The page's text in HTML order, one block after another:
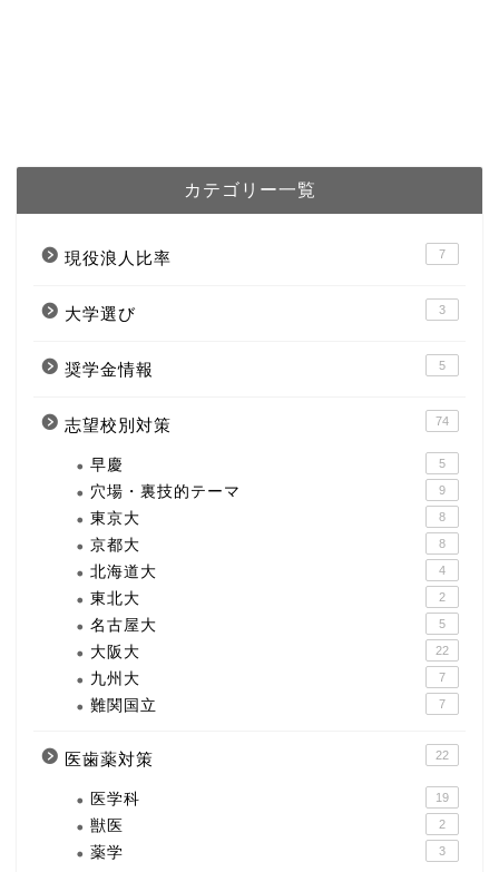
カテゴリー一覧
現役浪人比率 7
大学選び 3
奨学金情報 5
志望校別対策 74
早慶 5
穴場・裏技的テーマ 9
東京大 8
京都大 8
北海道大 4
東北大 2
名古屋大 5
大阪大 22
九州大 7
難関国立 7
医歯薬対策 22
医学科 19
獣医 2
薬学 3